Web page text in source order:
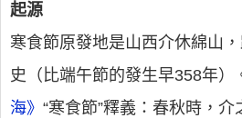
起源
寒食節原發地是山西介休綿山
史（比端午節的發生早358年）
海》 “寒食節”釋義：春秋時，